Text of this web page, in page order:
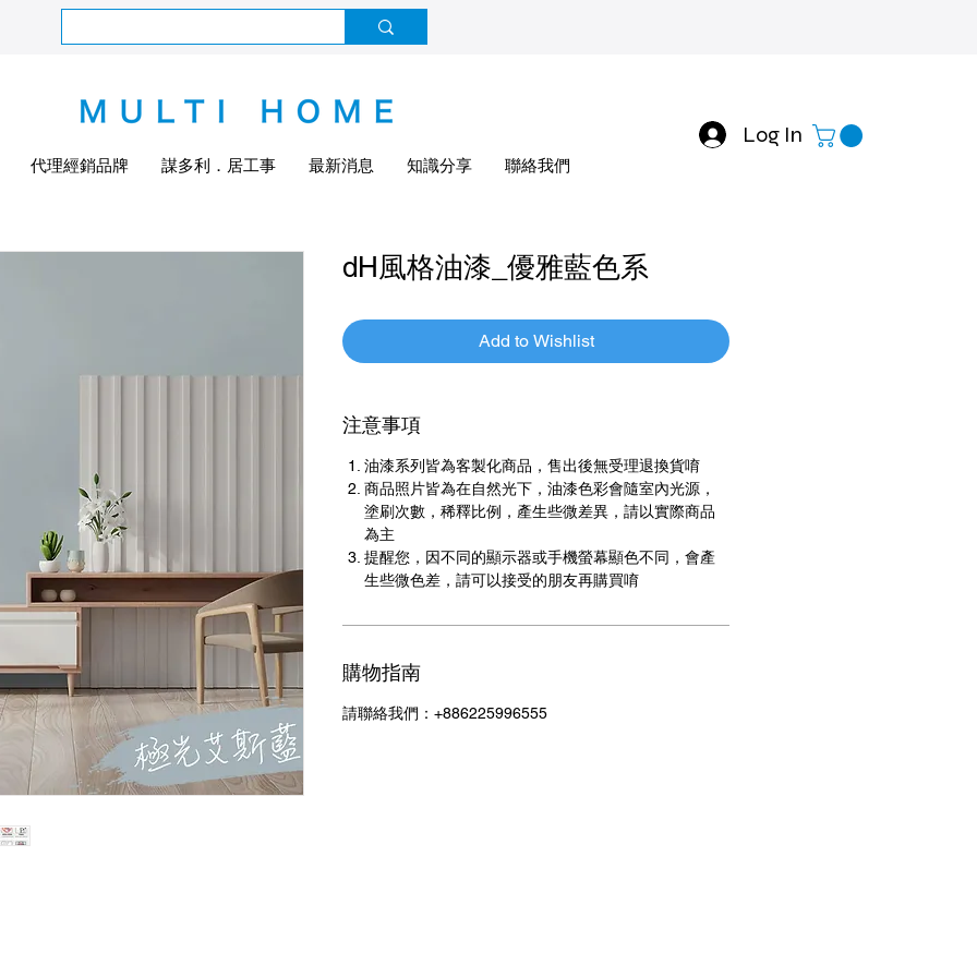
代理經銷品牌 謀多利．居工事 最新消息 知識分享 聯絡我們
Log In
dH風格油漆_優雅藍色系
Add to Wishlist
注意事項
油漆系列皆為客製化商品，售出後無受理退換貨唷
商品照片皆為在自然光下，油漆色彩會隨室內光源，
塗刷次數，稀釋比例，產生些微差異，請以實際商品
為主
提醒您，因不同的顯示器或手機螢幕顯色不同，會產
生些微色差，請可以接受的朋友再購買唷
購物指南
請聯絡我們：+886225996555